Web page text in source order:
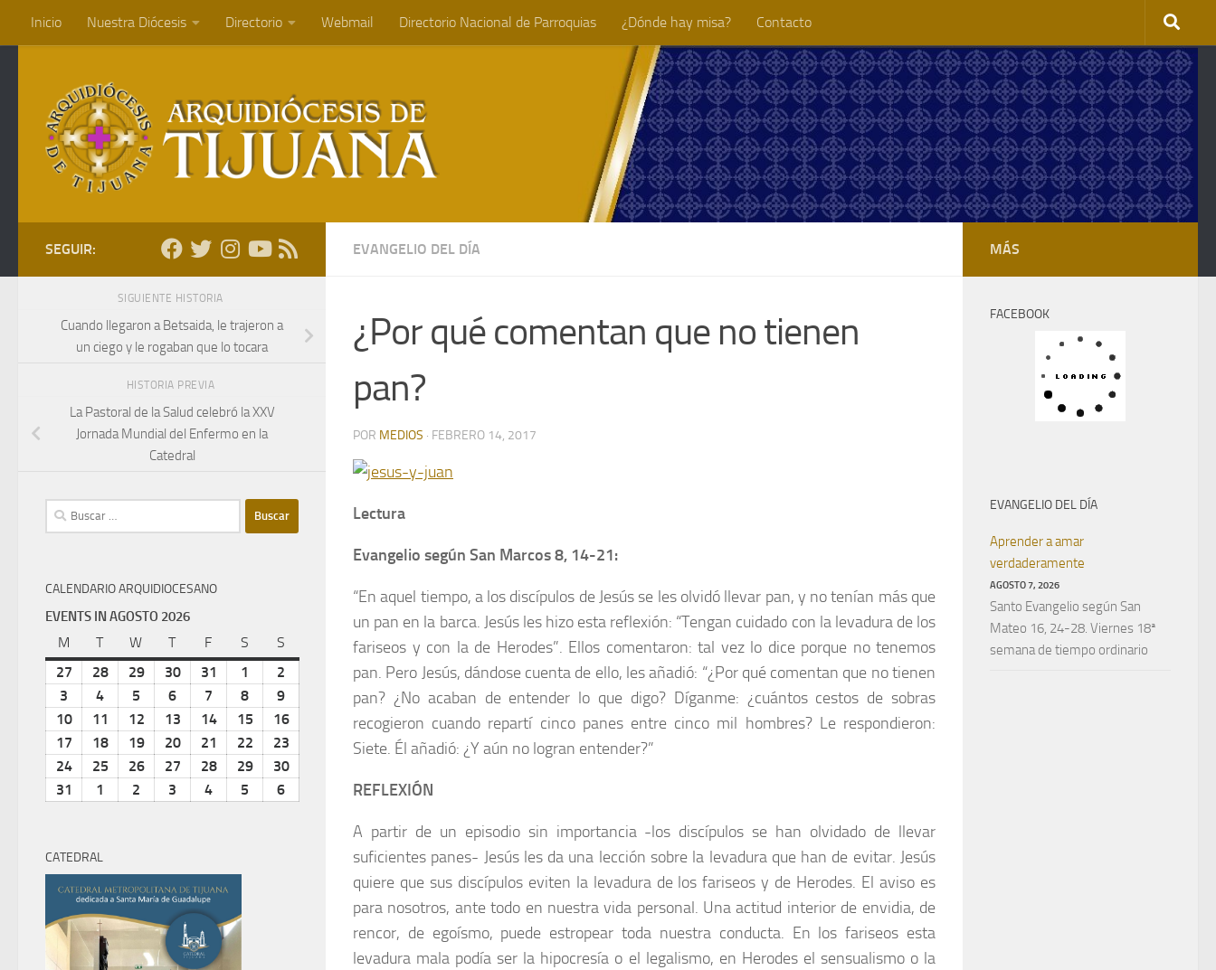
Saltar al contenido
Inicio Nuestra Diócesis Directorio Webmail Directorio Nacional de Parroquias ¿Dónde hay misa? Contacto
EVANGELIO DEL DÍA
¿Por qué comentan que no tienen
pan?
POR MEDIOS · FEBRERO 14, 2017
Lectura
Evangelio según San Marcos8, 14-21:
“En aquel tiempo, a los discípulos de Jesús se les olvidó llevar pan, y no tenían más que
un pan en la barca. Jesús les hizo esta reflexión: “Tengan cuidado con la levadura de los
fariseos y con la de Herodes”. Ellos comentaron: tal vez lo dice porque no tenemos
pan. Pero Jesús, dándose cuen­ta de ello, les añadió: “¿Por qué comentan que no tienen
pan? ¿No acaban de entender lo que digo? Díganme: ¿cuántos cestos de sobras
recogieron cuando repartí cinco panes entre cinco mil hombres? Le respondieron:
Siete. Él añadió: ¿Y aún no logran entender?”
REFLEXIÓN
A partir de un episodio sin importancia -los discípulos se han olvidado de llevar
suficientes panes- Jesús les da una lección sobre la levadura que han de evitar. Jesús
quiere que sus discípulos eviten la levadura de los fariseos y de Herodes. El aviso es
para nosotros, ante todo en nuestra vida personal. Una actitud interior de envidia, de
rencor, de egoísmo, puede estropear toda nuestra conducta. En los fariseos esta
levadura mala podía ser la hipocresía o el legalismo, en Herodes el sensualismo o la
SEGUIR:
SIGUIENTE HISTORIA
Cuando llegaron a Betsaida, le trajeron a
un ciego y le rogaban que lo tocara
HISTORIA PREVIA
La Pastoral de la Salud celebró la XXV
Jornada Mundial del Enfermo en la
Catedral
Buscar:
CALENDARIO ARQUIDIOCESANO
EVENTS IN AGOSTO 2026
M lunes
Tmartes
W miércoles
Tjueves
F viernes
S sábado
S
27 julio
2026
28julio
2026
29julio
2026
30julio
2026
31 julio
2026
1
agosto
2026
2
2026
3 agosto
3,
2026
4 agosto
4,
2026
5 agosto
5,
2026
6 agosto
6,
2026
7 agosto
7,
2026
8 agosto
8,
2026
9
9,
2026
10agosto
2026
11 agosto
11,
2026
12 agosto
12,
2026
13 agosto
13,
2026
14agosto
2026
15 agosto
2026
16agosto
2026
17 agosto
17,
2026
18agosto
2026
19agosto
19,
2026
20agosto
2026
21 agosto
21,
2026
22 agosto
22,
2026
23
23,
24agosto
25 agosto
26agosto
27 agosto
28agosto
29agosto
30agosto
31 agosto
1
septiembre
2 septiembre
3 septiembre
4 septiembre
5 septiembre
6 septiembre
CATEDRAL
MÁS
FACEBOOK
EVANGELIO DEL DÍA
Aprender a amar
verdaderamente
AGOSTO 7, 2026
Santo Evangelio según San
Mateo 16, 24-28. Viernes 18ª
semana de tiempo ordinario